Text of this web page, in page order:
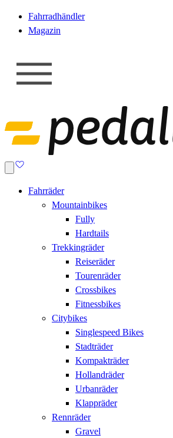
Fahrradhändler
Magazin
Fahrräder
Mountainbikes
Fully
Hardtails
Trekkingräder
Reiseräder
Tourenräder
Crossbikes
Fitnessbikes
Citybikes
Singlespeed Bikes
Stadträder
Kompakträder
Hollandräder
Urbanräder
Klappräder
Rennräder
Gravel